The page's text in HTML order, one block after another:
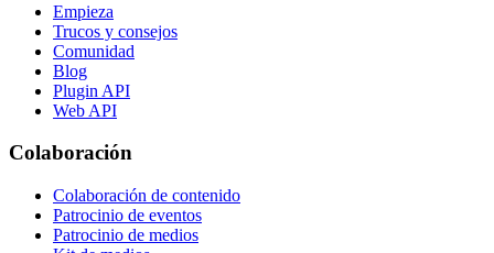
Empieza
Trucos y consejos
Comunidad
Blog
Plugin API
Web API
Colaboración
Colaboración de contenido
Patrocinio de eventos
Patrocinio de medios